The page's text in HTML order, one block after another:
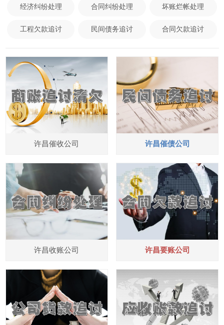
经济纠纷处理 合同纠纷处理 坏账烂帐处理
工程欠款追讨 民间债务追讨 合同欠款追讨
许昌催收公司 许昌催债公司
许昌收账公司 许昌要账公司